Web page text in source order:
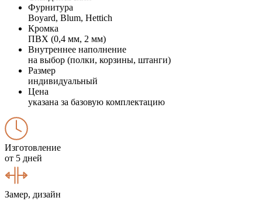
Фурнитура
Boyard, Blum, Hettich
Кромка
ПВХ (0,4 мм, 2 мм)
Внутреннее наполнение
на выбор (полки, корзины, штанги)
Размер
индивидуальный
Цена
указана за базовую комплектацию
Изготовление
от 5 дней
Замер, дизайн